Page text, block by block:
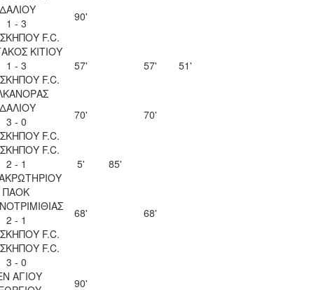
1 - 3
F.C.
90'
ΚΙΤΙΟΥ
1 - 3
F.C.
57' 57'
51'
3 - 0
F.C.
70' 70'
F.C.
2 - 1
5'
85'
ΠΑΟΚ
2 - 1
F.C.
68' 68'
F.C.
3 - 0
ΑΓΙΟΥ
90'